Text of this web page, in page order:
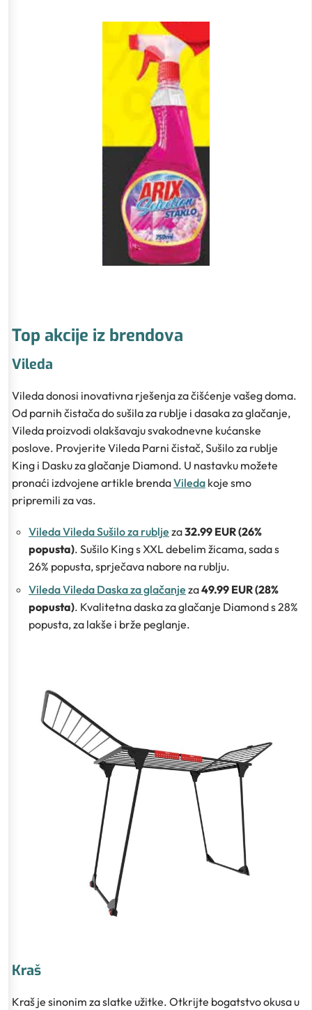
Top akcije iz brendova
Vileda
Vileda donosi inovativna rješenja za čišćenje vašeg doma.
Od parnih čistača do sušila za rublje i dasaka za glačanje,
Vileda proizvodi olakšavaju svakodnevne kućanske
poslove. Provjerite Vileda Parni čistač, Sušilo za rublje
King i Dasku za glačanje Diamond. U nastavku možete
pronaći izdvojene artikle brendaVileda koje smo
pripremili za vas.
Vileda Vileda Sušilo za rublje za32.99 EUR (26%
popusta). Sušilo King s XXL debelim žicama, sada s
26% popusta, sprječava nabore na rublju.
Vileda Vileda Daska za glačanje za49.99 EUR (28%
popusta). Kvalitetna daska za glačanje Diamond s 28%
popusta, za lakše i brže peglanje.
Kraš
Kraš je sinonim za slatke užitke. Otkrijte bogatstvo okusa u